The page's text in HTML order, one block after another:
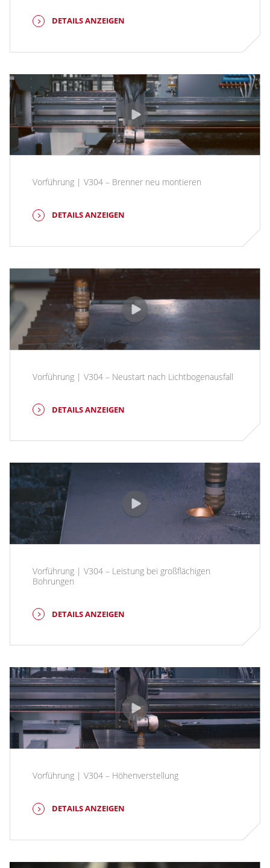
DETAILS ANZEIGEN
Vorführung | V304 – Brenner neu montieren
DETAILS ANZEIGEN
Vorführung | V304 – Neustart nach Lichtbogenausfall
DETAILS ANZEIGEN
Vorführung | V304 – Leistung bei großflächigen
Bohrungen
DETAILS ANZEIGEN
Vorführung | V304 – Höhenverstellung
DETAILS ANZEIGEN